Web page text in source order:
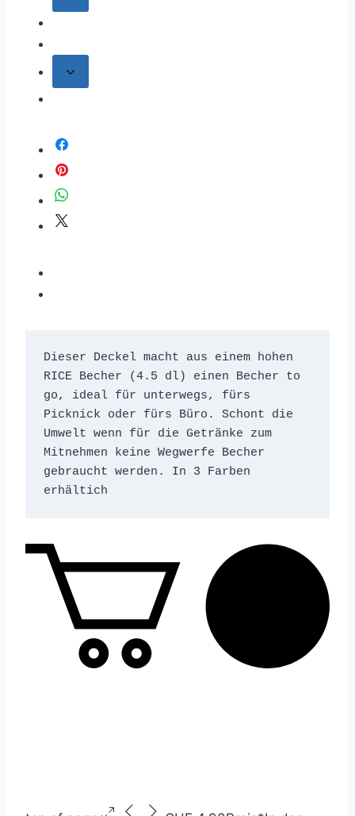
Dieser Deckel macht aus einem hohen
RICE Becher (4.5 dl) einen Becher to
go, ideal für unterwegs, fürs
Picknick oder fürs Büro. Schont die
Umwelt wenn für die Getränke zum
Mitnehmen keine Wegwerfe Becher
gebraucht werden. In 3 Farben
erhältich